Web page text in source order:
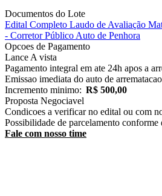
Documentos do Lote
Edital Completo Laudo de Avaliação
- Corretor Público Auto de Penhora
Opcoes de Pagamento
Lance A vista
Pagamento integral em ate 24h apos a
Emissao imediata do auto de arrematacao
Incremento minimo: R$ 500,00
Proposta Negociavel
Condicoes a verificar no edital ou com
Possibilidade de parcelamento conforme
Fale com nosso time